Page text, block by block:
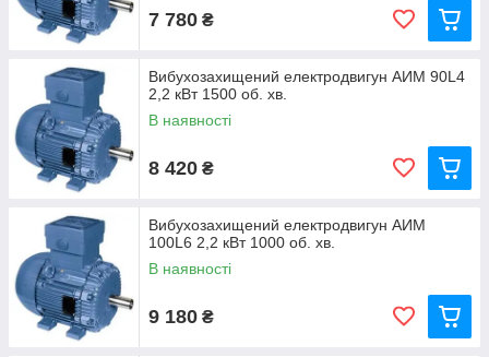
7 780 ₴
Вибухозахищений електродвигун АИМ 90L4
2,2 кВт 1500 об. хв.
В наявності
8 420 ₴
Вибухозахищений електродвигун АИМ
100L6 2,2 кВт 1000 об. хв.
В наявності
9 180 ₴